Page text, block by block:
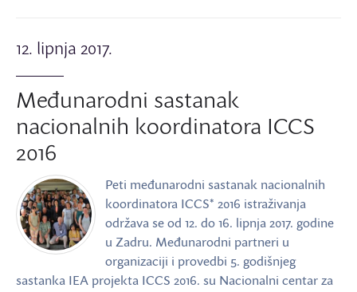
12. lipnja 2017.
Međunarodni sastanak
nacionalnih koordinatora ICCS
2016
Peti međunarodni sastanak nacionalnih
koordinatora ICCS* 2016 istraživanja
održava se od 12. do 16. lipnja 2017. godine
u Zadru. Međunarodni partneri u
organizaciji i provedbi 5. godišnjeg
sastanka IEA projekta ICCS 2016. su Nacionalni centar za